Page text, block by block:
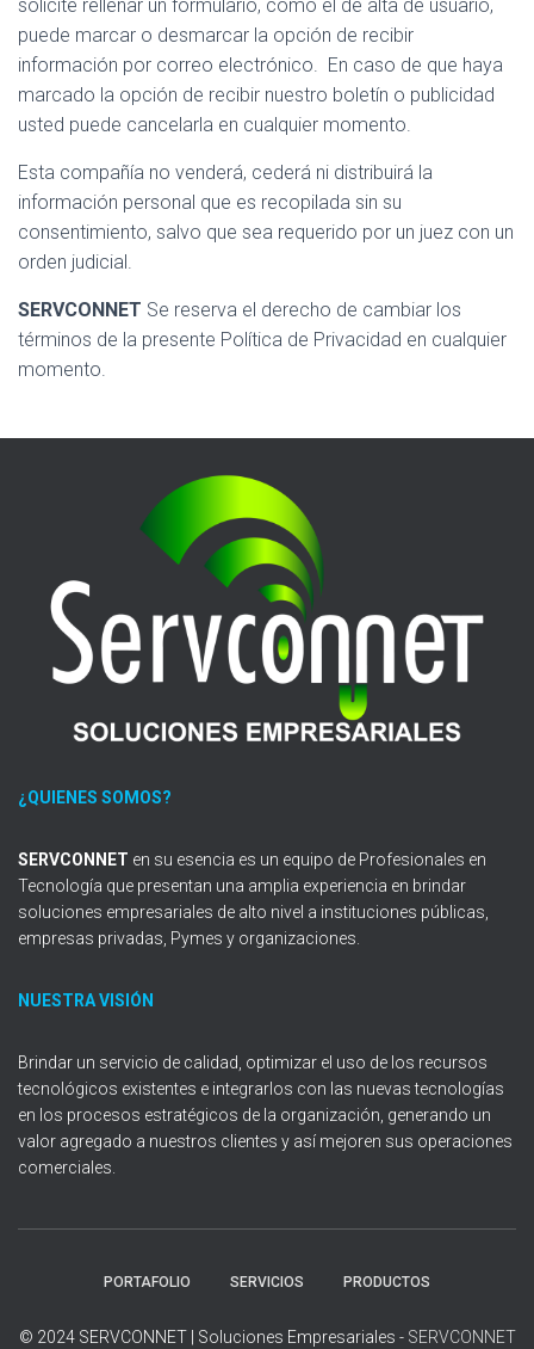
solicite rellenar un formulario, como el de alta de usuario,
puede marcar o desmarcar la opción de recibir
información por correo electrónico. En caso de que haya
marcado la opción de recibir nuestro boletín o publicidad
usted puede cancelarla en cualquier momento.
Esta compañía no venderá, cederá ni distribuirá la
información personal que es recopilada sin su
consentimiento, salvo que sea requerido por un juez con un
orden judicial.
SERVCONNET Se reserva el derecho de cambiar los
términos de la presente Política de Privacidad en cualquier
momento.
¿QUIENES SOMOS?
SERVCONNET en su esencia es un equipo de Profesionales en
Tecnología que presentan una amplia experiencia en brindar
soluciones empresariales de alto nivel a instituciones públicas,
empresas privadas, Pymes y organizaciones.
NUESTRA VISIÓN
Brindar un servicio de calidad, optimizar el uso de los recursos
tecnológicos existentes e integrarlos con las nuevas tecnologías
en los procesos estratégicos de la organización, generando un
valor agregado a nuestros clientes y así mejoren sus operaciones
comerciales.
PORTAFOLIO SERVICIOS PRODUCTOS
© 2024 SERVCONNET | Soluciones Empresariales - SERVCONNET